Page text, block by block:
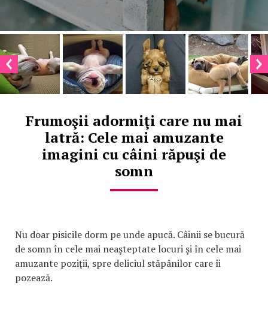
Frumoşii adormiţi care nu mai
latră: Cele mai amuzante
imagini cu câini răpuşi de
somn
Nu doar pisicile dorm pe unde apucă. Câinii se bucură
de somn în cele mai neaşteptate locuri şi în cele mai
amuzante poziţii, spre deliciul stăpânilor care îi
pozează.